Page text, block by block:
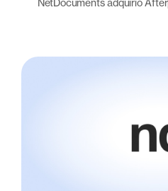
NetDocuments adquirió